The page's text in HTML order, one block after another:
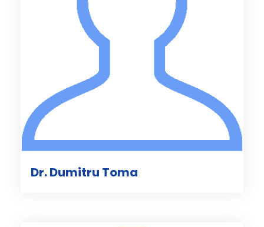
Dr. Dumitru Toma